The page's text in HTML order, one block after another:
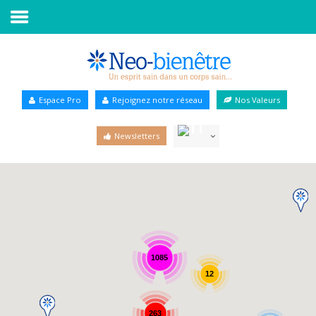
Annuaire Bien-être
Espace Pro Rejoignez notre réseau Nos Valeurs
Newsletters
1085
263
12